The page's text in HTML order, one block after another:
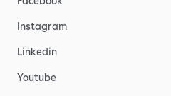
Instagram
Linkedin
Youtube